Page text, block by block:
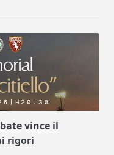
vince il
rigori